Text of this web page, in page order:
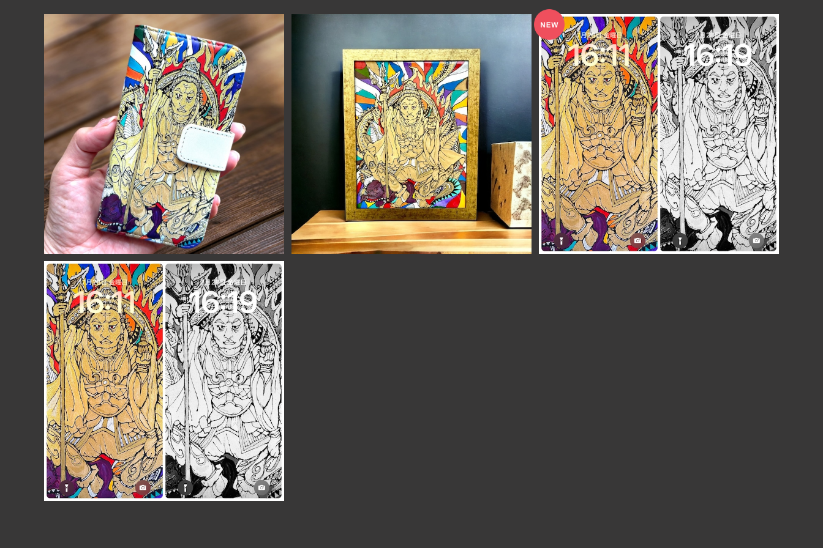
【送料無料】毘沙門天のiPhone＆スマホケース 手帳型
iPhone16シリーズ対応
¥3,980
七福神毘沙門天様 太子サイズ額付きアート原画（開
運・幸運アート）
¥35,000
【PCダウンロード用】カラー＆白黒2枚セット毘沙門天待
ち受けイラスト スマホ壁紙 開運・幸運・金運・福徳・
勝利・無病息災の神様
¥350
【iPhone＆スマホ用】カラー＆白黒2枚セット毘沙門天
待ち受けイラスト スマホ壁紙 開運・幸運・金運・福
徳・勝利・無病息災の神様
¥350